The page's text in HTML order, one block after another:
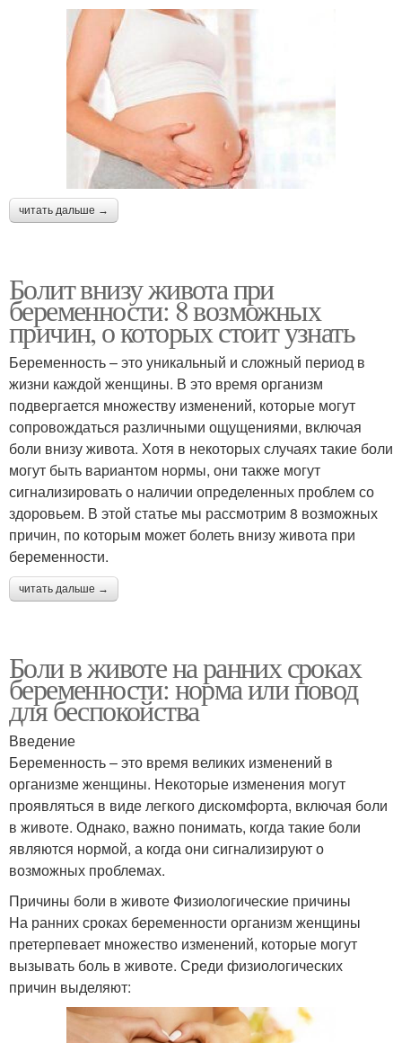
читать дальше →
Болит внизу живота при
беременности: 8 возможных
причин, о которых стоит узнать
Беременность – это уникальный и сложный период в
жизни каждой женщины. В это время организм
подвергается множеству изменений, которые могут
сопровождаться различными ощущениями, включая
боли внизу живота. Хотя в некоторых случаях такие боли
могут быть вариантом нормы, они также могут
сигнализировать о наличии определенных проблем со
здоровьем. В этой статье мы рассмотрим 8 возможных
причин, по которым может болеть внизу живота при
беременности.
читать дальше →
Боли в животе на ранних сроках
беременности: норма или повод
для беспокойства
Введение
Беременность – это время великих изменений в
организме женщины. Некоторые изменения могут
проявляться в виде легкого дискомфорта, включая боли
в животе. Однако, важно понимать, когда такие боли
являются нормой, а когда они сигнализируют о
возможных проблемах.
Причины боли в животе Физиологические причины
На ранних сроках беременности организм женщины
претерпевает множество изменений, которые могут
вызывать боль в животе. Среди физиологических
причин выделяют: